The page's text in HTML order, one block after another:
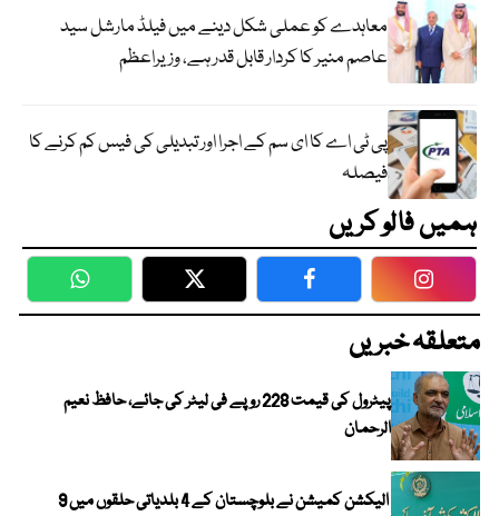
معاہدے کو عملی شکل دینے میں فیلڈ مارشل سید
عاصم منیر کا کردار قابل قدر ہے، وزیراعظم
پی ٹی اے کا ای سم کے اجرا اور تبدیلی کی فیس کم کرنے کا
فیصلہ
ہمیں فالو کریں
WhatsApp Twitter Facebook
متعلقہ خبریں
پیٹرول کی قیمت 228 روپے فی لیٹر کی جائے، حافظ نعیم
الرحمان
الیکشن کمیشن نے بلوچستان کے 4 بلدیاتی حلقوں میں 9